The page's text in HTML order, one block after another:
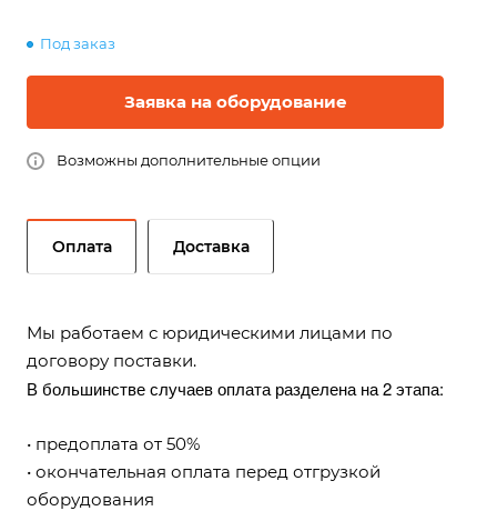
Под заказ
Заявка на оборудование
Возможны дополнительные опции
Оплата Доставка
Мы работаем с юридическими лицами по
договору поставки.
В большинстве случаев оплата разделена на 2 этапа:
• предоплата от 50%
• окончательная оплата перед отгрузкой
оборудования